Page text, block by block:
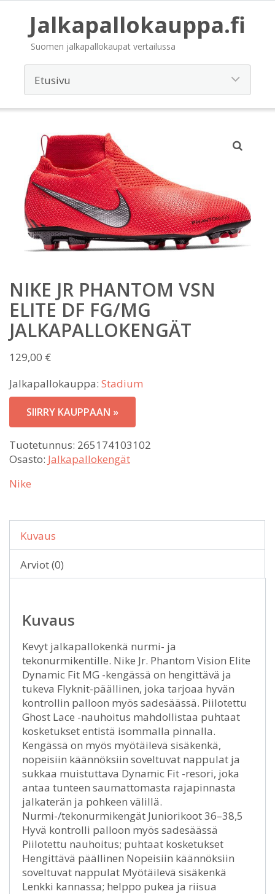
Jalkapallokauppa.fi
Suomen jalkapallokaupat vertailussa
NIKE JR PHANTOM VSN
ELITE DF FG/MG
JALKAPALLOKENGÄT
129,00 €
Jalkapallokauppa: Stadium
SIIRRY KAUPPAAN »
Tuotetunnus: 265174103102
Osasto: Jalkapallokengät
Nike
Kuvaus
Arviot (0)
Kuvaus
Kevyt jalkapallokenkä nurmi- ja
tekonurmikentille. Nike Jr. Phantom Vision Elite
Dynamic Fit MG -kengässä on hengittävä ja
tukeva Flyknit-päällinen, joka tarjoaa hyvän
kontrollin palloon myös sadesäässä. Piilotettu
Ghost Lace -nauhoitus mahdollistaa puhtaat
kosketukset entistä isommalla pinnalla.
Kengässä on myös myötäilevä sisäkenkä,
nopeisiin käännöksiin soveltuvat nappulat ja
sukkaa muistuttava Dynamic Fit -resori, joka
antaa tunteen saumattomasta rajapinnasta
jalkaterän ja pohkeen välillä.
Nurmi-/tekonurmikengät Juniorikoot 36–38,5
Hyvä kontrolli palloon myös sadesäässä
Piilotettu nauhoitus; puhtaat kosketukset
Hengittävä päällinen Nopeisiin käännöksiin
soveltuvat nappulat Myötäilevä sisäkenkä
Lenkki kannassa; helppo pukea ja riisua